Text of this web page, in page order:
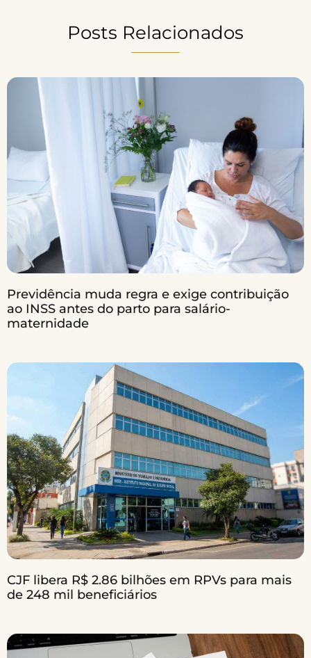
Posts Relacionados
Previdência muda regra e exige contribuição
ao INSS antes do parto para salário-
maternidade
CJF libera R$ 2.86 bilhões em RPVs para mais
de 248 mil beneficiários